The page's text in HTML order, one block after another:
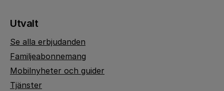
Utvalt
Se alla erbjudanden
Familjeabonnemang
Mobilnyheter och guider
Tjänster